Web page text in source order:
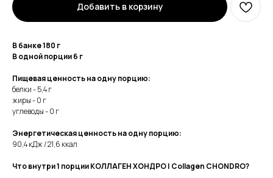
Добавить в корзину
В банке 180 г
В одной порции 6 г
Пищевая ценность на одну порцию:
белки - 5,4 г
жиры - 0 г
углеводы - 0 г
Энергетическая ценность на одну порцию:
90,4 кДж / 21,6 ккал
Что внутри 1 порции КОЛЛАГЕН ХОНДРО | Collagen CHONDRO?